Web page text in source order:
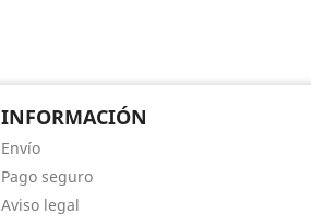
INFORMACIÓN
Envío
Pago seguro
Aviso legal